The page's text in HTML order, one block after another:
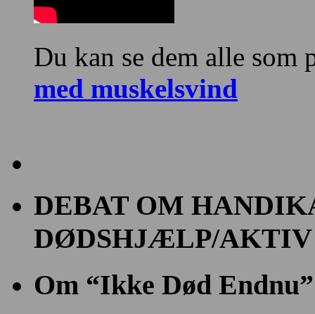
Du kan se dem alle som
med muskelsvind
DEBAT OM
DØDSHJÆLP/
Om “Ikke Død